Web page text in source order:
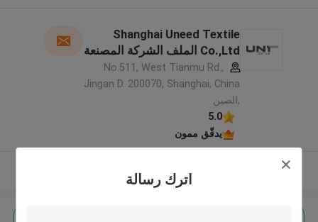
اترك رسالة
Shanghai Uneed Textile
Co.,Ltd الملف الشركة المصنعة
No.511, West Tianmu Rd.,
Jingan D. 200070, Shanghai, China
,الصين
5.0
يدقّق ممون
عرض المزيد